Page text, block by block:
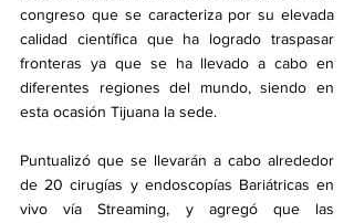
congreso que se caracteriza por su elevada
calidad científica que ha logrado traspasar
fronteras ya que se ha llevado a cabo en
diferentes regiones del mundo, siendo en
esta ocasión Tijuana la sede.
Puntualizó que se llevarán a cabo alrededor
de 20 cirugías y endoscopías Bariátricas en
vivo vía Streaming, y agregó que las